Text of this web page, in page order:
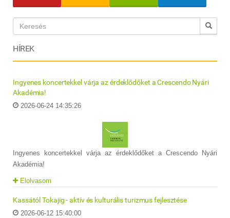
HÍREK
Ingyenes koncertekkel várja az érdeklődőket a Crescendo Nyári
Akadémia!
2026-06-24 14:35:26
Ingyenes koncertekkel várja az érdeklődőket a Crescendo Nyári
Akadémia!
Elolvasom
Kassától Tokajig - aktív és kulturális turizmus fejlesztése
2026-06-12 15:40:00